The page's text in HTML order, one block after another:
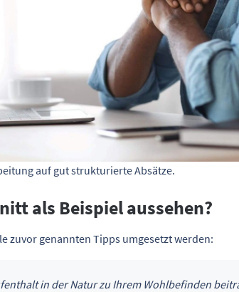
auf gut strukturierte Absätze.
als Beispiel aussehen?
zuvor genannten Tipps umgesetzt werden:
in der Natur zu Ihrem Wohlbefinden